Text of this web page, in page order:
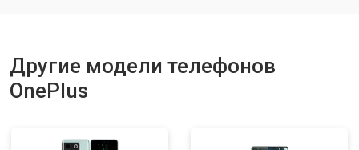
Другие модели телефонов
OnePlus